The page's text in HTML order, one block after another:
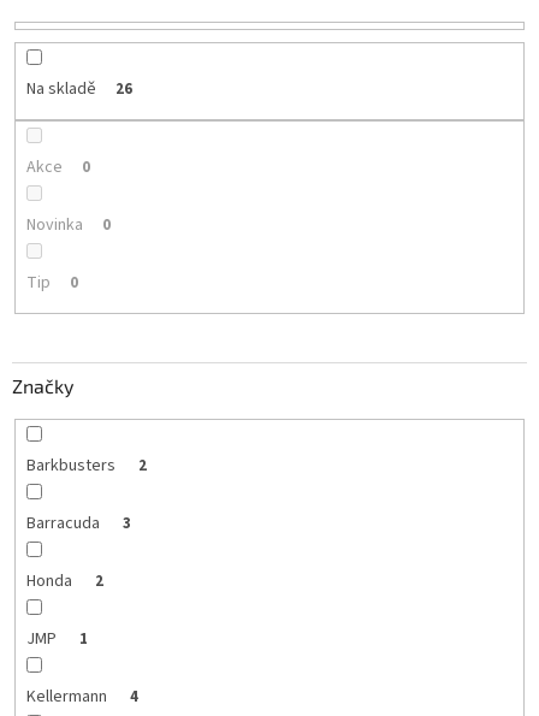
o
Na skladě 26
Akce 0
Novinka 0
Tip 0
Značky
Barkbusters 2
Barracuda 3
Honda 2
JMP 1
Kellermann 4